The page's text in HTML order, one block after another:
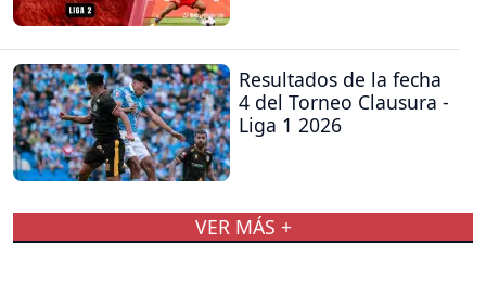
Resultados de la fecha
4 del Torneo Clausura -
Liga 1 2026
VER MÁS +